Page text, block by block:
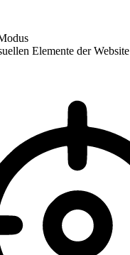
Elemente der Website